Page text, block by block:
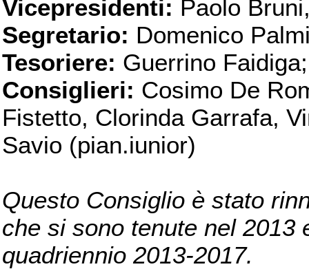
Vicepresidenti: Paolo
Segretario: Domenico
Tesoriere: Guerrino Faidiga;
Consiglieri: Cosimo De
Fistetto, Clorinda Garrafa,
Savio (pian.iunior)
Questo Consiglio è stato
che si sono tenute nel 2013
quadriennio 2013-2017.